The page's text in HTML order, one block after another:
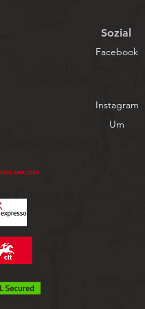
Sozial
Facebook
Instagram
Um